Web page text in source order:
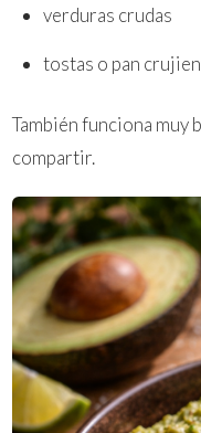
verduras crudas
tostas o pan
También funciona muy
compartir.